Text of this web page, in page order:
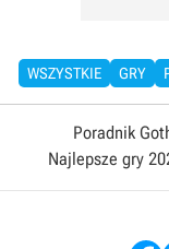
WSZYSTKIE GRY
Poradnik
Najlepsze gry